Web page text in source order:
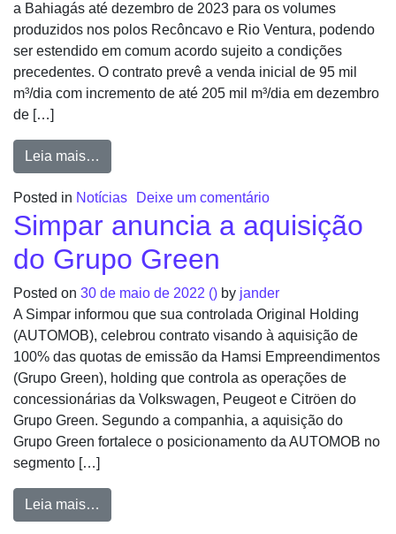
a Bahiagás até dezembro de 2023 para os volumes
produzidos nos polos Recôncavo e Rio Ventura, podendo
ser estendido em comum acordo sujeito a condições
precedentes. O contrato prevê a venda inicial de 95 mil
m³/dia com incremento de até 205 mil m³/dia em dezembro
de […]
Leia mais…
Posted in Notícias Deixe um comentário
Simpar anuncia a aquisição
do Grupo Green
Posted on 30 de maio de 2022 () by jander
A Simpar informou que sua controlada Original Holding
(AUTOMOB), celebrou contrato visando à aquisição de
100% das quotas de emissão da Hamsi Empreendimentos
(Grupo Green), holding que controla as operações de
concessionárias da Volkswagen, Peugeot e Citröen do
Grupo Green. Segundo a companhia, a aquisição do
Grupo Green fortalece o posicionamento da AUTOMOB no
segmento […]
Leia mais…